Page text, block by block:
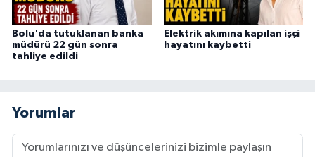
Bolu'da tutuklanan banka
müdürü 22 gün sonra
tahliye edildi
Elektrik akımına kapılan işçi
hayatını kaybetti
Yorumlar